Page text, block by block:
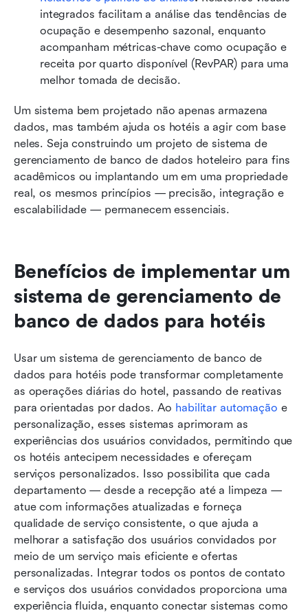
integrados facilitam a análise das tendências de
ocupação e desempenho sazonal, enquanto
acompanham métricas-chave como ocupação e
receita por quarto disponível (RevPAR) para uma
melhor tomada de decisão.
Um sistema bem projetado não apenas armazena
dados, mas também ajuda os hotéis a agir com base
neles. Seja construindo um projeto de sistema de
gerenciamento de banco de dados hoteleiro para fins
acadêmicos ou implantando um em uma propriedade
real, os mesmos princípios — precisão, integração e
escalabilidade — permanecem essenciais.
Benefícios de implementar um
sistema de gerenciamento de
banco de dados para hotéis
Usar um sistema de gerenciamento de banco de
dados para hotéis pode transformar completamente
as operações diárias do hotel, passando de reativas
para orientadas por dados. Ao habilitar automação e
personalização, esses sistemas aprimoram as
experiências dos usuários convidados, permitindo que
os hotéis antecipem necessidades e ofereçam
serviços personalizados. Isso possibilita que cada
departamento — desde a recepção até a limpeza —
atue com informações atualizadas e forneça
qualidade de serviço consistente, o que ajuda a
melhorar a satisfação dos usuários convidados por
meio de um serviço mais eficiente e ofertas
personalizadas. Integrar todos os pontos de contato
e serviços dos usuários convidados proporciona uma
experiência fluida, enquanto conectar sistemas como